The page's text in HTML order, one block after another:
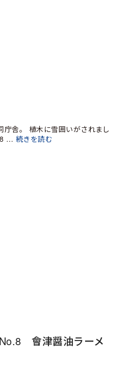
庁舎。 植木に雪囲いがされまし
… 続きを読む
會津醤油ラーメ